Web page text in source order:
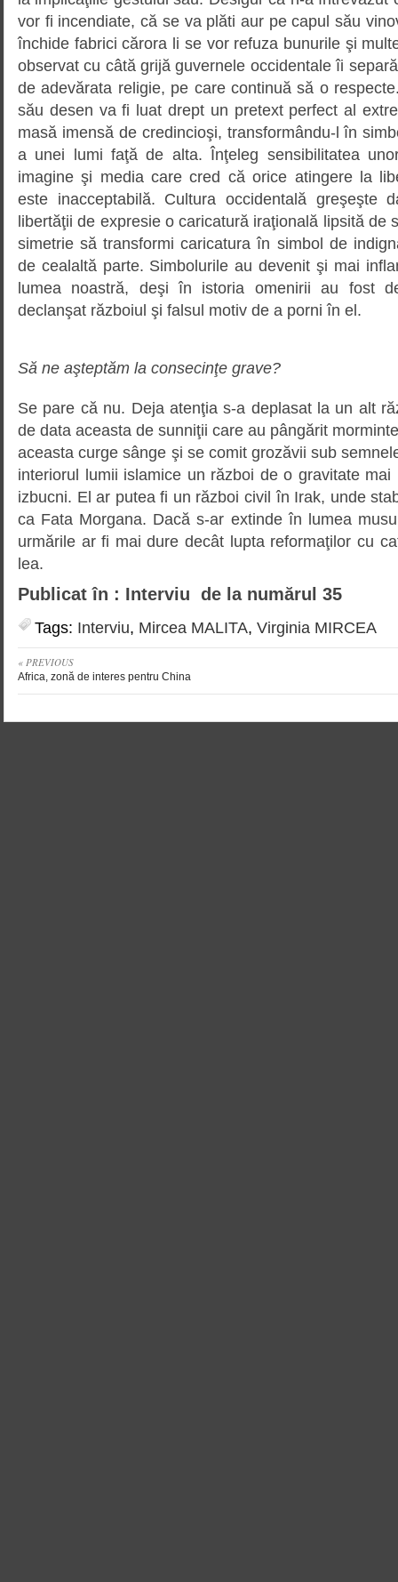
vor fi incendiate, că se va plăti aur pe capul său
închide fabrici cărora li se vor refuza bunurile şi
observat cu câtă grijă guvernele occidentale îi
de adevărata religie, pe care continuă să o
său desen va fi luat drept un pretext perfect al
masă imensă de credincioşi, transformându-l în
a unei lumi faţă de alta. Înţeleg sensibilitatea
imagine şi media care cred că orice atingere la
este inacceptabilă. Cultura occidentală greşeşte
libertăţii de expresie o caricatură iraţională lipsită de
simetrie să transformi caricatura în simbol de
de cealaltă parte. Simbolurile au devenit şi mai
lumea noastră, deşi în istoria omenirii au fost
declanşat războiul şi falsul motiv de a porni în el.
Să ne aşteptăm la consecinţe grave?
Se pare că nu. Deja atenţia s-a deplasat la un alt
de data aceasta de sunniţii care au pângărit
aceasta curge sânge şi se comit grozăvii sub
interiorul lumii islamice un război de o gravitate
izbucni. El ar putea fi un război civil în Irak, unde
ca Fata Morgana. Dacă s-ar extinde în lumea
urmările ar fi mai dure decât lupta reformaţilor cu
lea.
Publicat în : Interviu de la numărul 35
Tags: Interviu, Mircea MALITA, Virginia MIRCEA
« PREVIOUS
Africa, zonă de interes pentru China